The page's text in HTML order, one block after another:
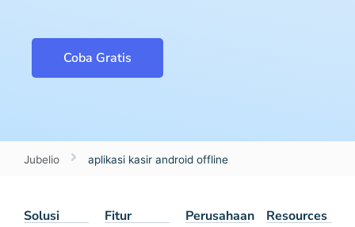
Coba Gratis
Jubelio aplikasi kasir android offline
Solusi Fitur Perusahaan Resources